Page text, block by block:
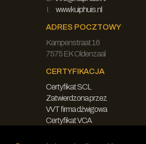
I:
www.kuiphuis.nl
ADRES POCZTOWY
Kampenstraat 16
7575 EK Oldenzaal
CERTYFIKACJA
Certyfikat SCL
Zatwierdzona przez
VVT firma dźwigowa
Certyfikat VCA